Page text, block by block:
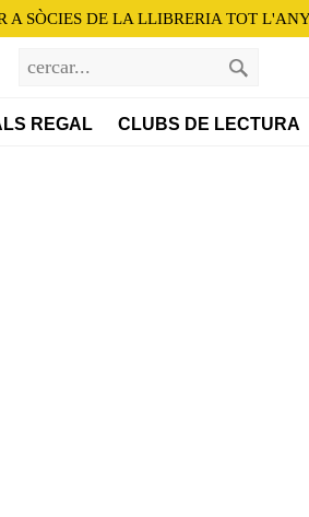
A SÒCIES DE LA LLIBRERIA TOT
REGAL CLUBS DE LECTURA